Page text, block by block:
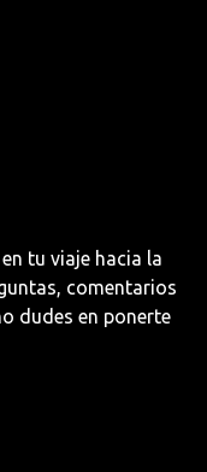
tu viaje hacia la
comentarios
dudes en ponerte